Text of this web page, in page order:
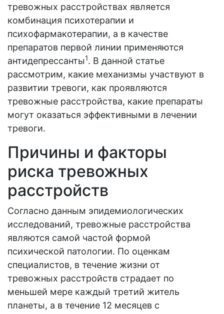
тревожных расстройствах является
комбинация психотерапии и
психофармакотерапии, а в качестве
препаратов первой линии применяются
антидепрессанты1. В данной статье
рассмотрим, какие механизмы участвуют в
развитии тревоги, как проявляются
тревожные расстройства, какие препараты
могут оказаться эффективными в лечении
тревоги.
Причины и факторы
риска тревожных
расстройств
Согласно данным эпидемиологических
исследований, тревожные расстройства
являются самой частой формой
психической патологии. По оценкам
специалистов, в течение жизни от
тревожных расстройств страдает по
меньшей мере каждый третий житель
планеты, а в течение 12 месяцев с